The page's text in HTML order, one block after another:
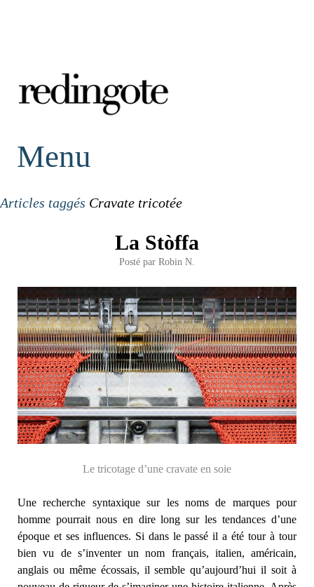
redingote.
Menu
Articles taggés Cravate tricotée
La Stòffa
Posté par Robin N.
Le tricotage d’une cravate en soie
Une recherche syntaxique sur les noms de marques pour
homme pourrait nous en dire long sur les tendances d’une
époque et ses influences. Si dans le passé il a été tour à tour
bien vu de s’inventer un nom français, italien, américain,
anglais ou même écossais, il semble qu’aujourd’hui il soit à